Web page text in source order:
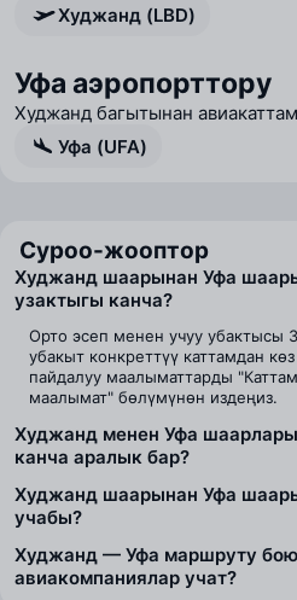
Худжанд (LBD)
Уфа аэропорттору
Худжанд багытынан
Уфа (UFA)
Суроо-жооптор
Худжанд шаарынан Уфа
узактыгы канча?
Орто эсеп менен учуу убактысы
убакыт конкреттүү каттамдан
пайдалуу маалыматтарды
маалымат" бөлүмүнөн издеңиз.
Худжанд менен Уфа
канча аралык бар?
Худжанд шаарынан Уфа
учабы?
Худжанд — Уфа маршруту
авиакомпаниялар учат?